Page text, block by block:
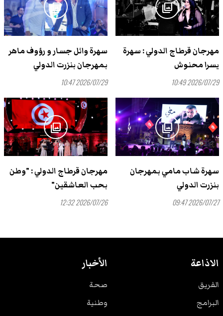
photo_library
مهرجان قرطاج الدولي : سهرة
يسرا محنوش
2026/07/29 10:49
photo_library
سهرة وائل جسار و رؤوف ماهر
بمهرجان بنزرت الدولي
2026/07/29 10:47
photo_library
سهرة شاب مامي بمهرجان
بنزرت الدولي
2026/07/27 09:47
photo_library
مهرجان قرطاج الدولي : "وطن
بحب العاشقين"
2026/07/26 12:32
الاذاعة
الفريق
البرامج
الأخبار
صحة
وطنية